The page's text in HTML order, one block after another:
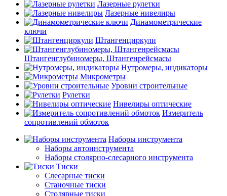
Лазерные рулетки
Лазерные нивелиры
Динамометрические
ключи
Штангенциркули
Штангенглубиномеры, Штангенрейсмасы
Нутромеры, индикаторы
Микрометры
Уровни строительные
Рулетки
Нивелиры оптические
Измеритель
сопротивлений обмоток
Наборы инструмента
Наборы автоинструмента
Наборы столярно-слесарного инструмента
Тиски
Слесарные тиски
Станочные тиски
Столярные тиски